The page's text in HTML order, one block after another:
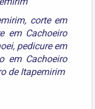
, corte em
em Cachoeiro
, pedicure em
em Cachoeiro
de Itapemirim